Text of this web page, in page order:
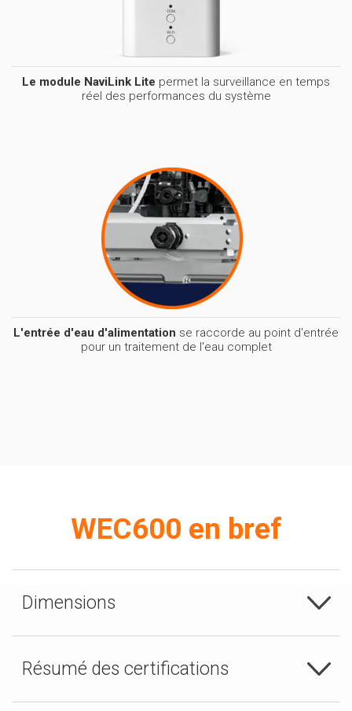
Le module NaviLink Lite permet la surveillance en temps
réel des performances du système
L'entrée d'eau d'alimentation se raccorde au point d'entrée
pour un traitement de l'eau complet
WEC600 en bref
Dimensions
Résumé des certifications